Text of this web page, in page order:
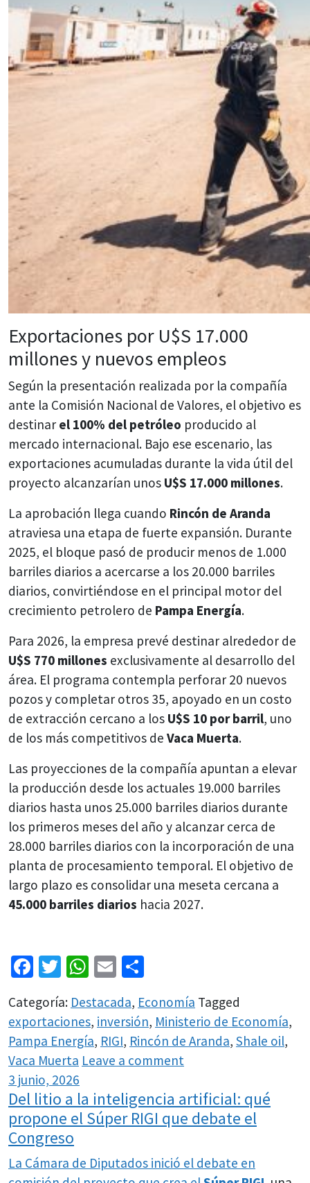
Exportaciones por U$S 17.000
millones y nuevos empleos
Según la presentación realizada por la compañía
ante la Comisión Nacional de Valores, el objetivo es
destinar el 100% del petróleo producido al
mercado internacional. Bajo ese escenario, las
exportaciones acumuladas durante la vida útil del
proyecto alcanzarían unos U$S 17.000 millones.
La aprobación llega cuando Rincón de Aranda
atraviesa una etapa de fuerte expansión. Durante
2025, el bloque pasó de producir menos de 1.000
barriles diarios a acercarse a los 20.000 barriles
diarios, convirtiéndose en el principal motor del
crecimiento petrolero de Pampa Energía.
Para 2026, la empresa prevé destinar alrededor de
U$S 770 millones exclusivamente al desarrollo del
área. El programa contempla perforar 20 nuevos
pozos y completar otros 35, apoyado en un costo
de extracción cercano a los U$S 10 por barril, uno
de los más competitivos de Vaca Muerta.
Las proyecciones de la compañía apuntan a elevar
la producción desde los actuales 19.000 barriles
diarios hasta unos 25.000 barriles diarios durante
los primeros meses del año y alcanzar cerca de
28.000 barriles diarios con la incorporación de una
planta de procesamiento temporal. El objetivo de
largo plazo es consolidar una meseta cercana a
45.000 barriles diarios hacia 2027.
Facebook
Twitter
WhatsApp
Email
Categoría: Destacada, Economía Tagged
exportaciones, inversión, Ministerio de Economía,
Pampa Energía, RIGI, Rincón de Aranda, Shale oil,
Vaca Muerta Leave a comment
3 junio, 2026
Del litio a la inteligencia artificial: qué
propone el Súper RIGI que debate el
Congreso
La Cámara de Diputados inició el debate en